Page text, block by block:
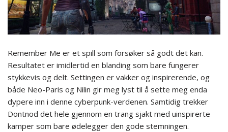
Remember Me er et spill som forsøker så godt det kan.
Resultatet er imidlertid en blanding som bare fungerer
stykkevis og delt. Settingen er vakker og inspirerende, og
både Neo-Paris og Nilin gir meg lyst til å sette meg enda
dypere inn i denne cyberpunk-verdenen. Samtidig trekker
Dontnod det hele gjennom en trang sjakt med uinspirerte
kamper som bare ødelegger den gode stemningen.